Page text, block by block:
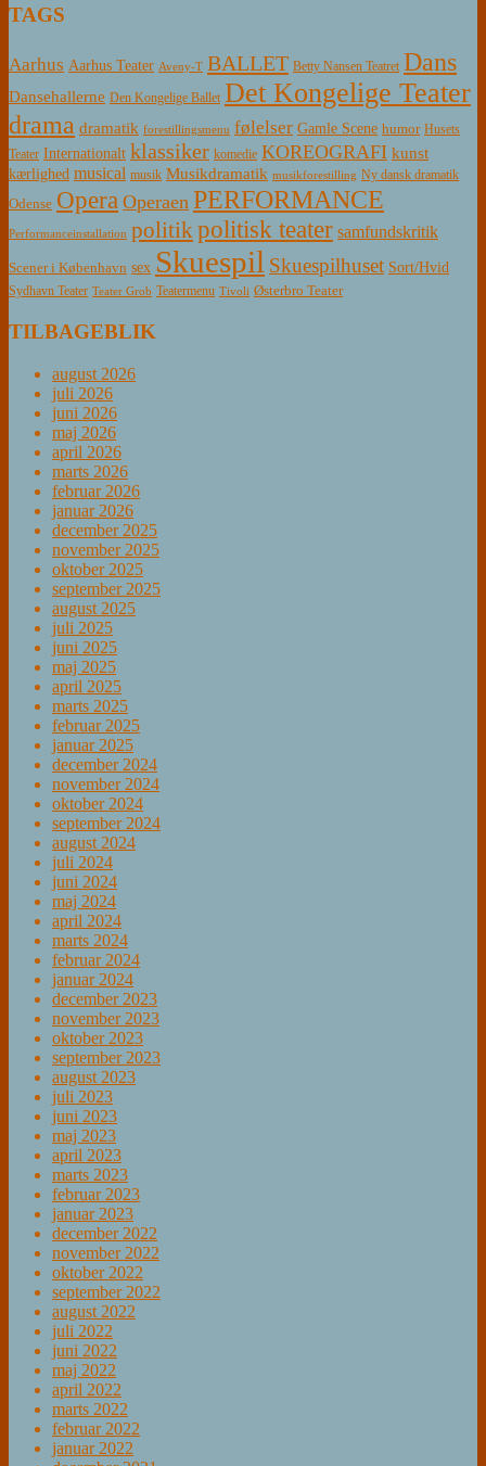
TAGS
Aarhus Aarhus Teater Aveny-T BALLET Betty Nansen Teatret Dans
Dansehallerne Den Kongelige Ballet Det Kongelige Teater
drama dramatik forestillingsmenu følelser Gamle Scene humor Husets
Teater Internationalt klassiker komedie KOREOGRAFI kunst
kærlighed musical musik Musikdramatik musikforestilling Ny dansk dramatik
Odense Opera Operaen PERFORMANCE
Performanceinstallation politikpolitisk teater samfundskritik
Scener i København sex Skuespil Skuespilhuset Sort/Hvid
Sydhavn Teater Teater Grob Teatermenu Tivoli Østerbro Teater
TILBAGEBLIK
august 2026
juli 2026
juni 2026
maj 2026
april 2026
marts 2026
februar 2026
januar 2026
december 2025
november 2025
oktober 2025
september 2025
august 2025
juli 2025
juni 2025
maj 2025
april 2025
marts 2025
februar 2025
januar 2025
december 2024
november 2024
oktober 2024
september 2024
august 2024
juli 2024
juni 2024
maj 2024
april 2024
marts 2024
februar 2024
januar 2024
december 2023
november 2023
oktober 2023
september 2023
august 2023
juli 2023
juni 2023
maj 2023
april 2023
marts 2023
februar 2023
januar 2023
december 2022
november 2022
oktober 2022
september 2022
august 2022
juli 2022
juni 2022
maj 2022
april 2022
marts 2022
februar 2022
januar 2022